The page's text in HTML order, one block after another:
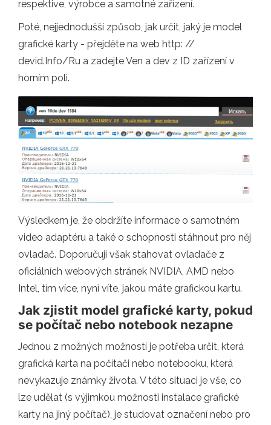
respektive, výrobce a samotné zařízení.
Poté, nejjednodušší způsob, jak určit, jaký je model
grafické karty - přejděte na web http: //
devid.Info/Ru a zadejte Ven a dev z ID zařízení v
horním poli.
Výsledkem je, že obdržíte informace o samotném
video adaptéru a také o schopnosti stáhnout pro něj
ovladač. Doporučuji však stahovat ovladače z
oficiálních webových stránek NVIDIA, AMD nebo
Intel, tím více, nyní víte, jakou máte grafickou kartu.
Jak zjistit model grafické karty, pokud
se počítač nebo notebook nezapne
Jednou z možných možností je potřeba určit, která
grafická karta na počítači nebo notebooku, která
nevykazuje známky života. V této situaci je vše, co
lze udělat (s výjimkou možnosti instalace grafické
karty na jiný počítač), je studovat označení nebo pro